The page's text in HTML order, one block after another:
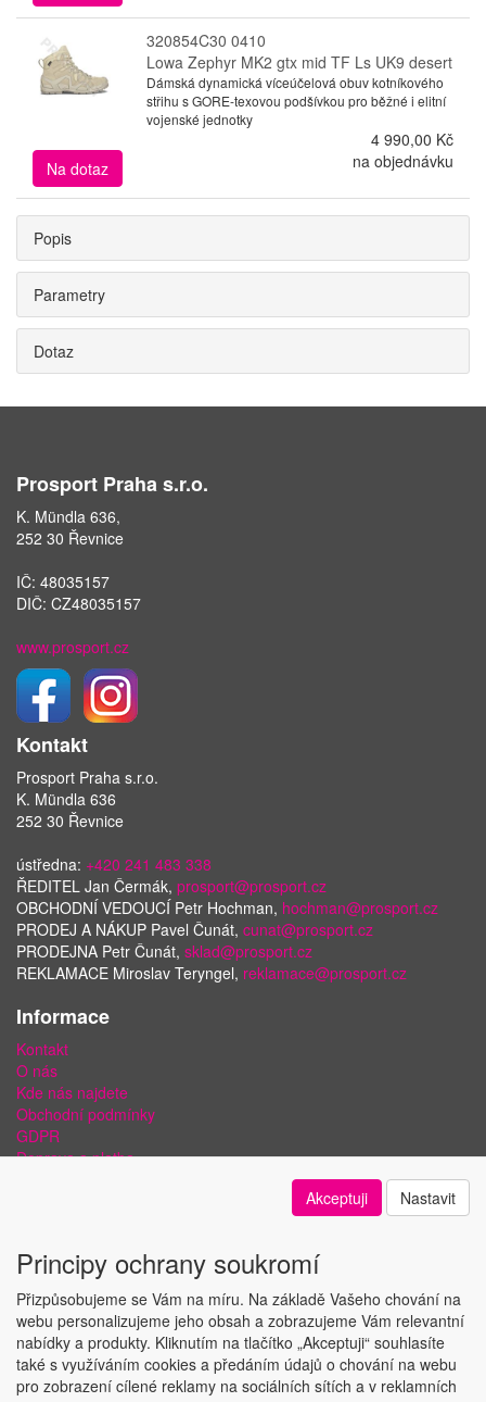
320854C30 0410
Lowa Zephyr MK2 gtx mid TF Ls UK9 desert
Dámská dynamická víceúčelová obuv kotníkového
střihu s GORE-texovou podšívkou pro běžné i elitní
vojenské jednotky
4 990,00 Kč
Na dotaz
na objednávku
Popis
Parametry
Dotaz
Prosport Praha s.r.o.
K. Mündla 636,
252 30 Řevnice
IČ: 48035157
DIČ: CZ48035157
www.prosport.cz
Kontakt
Prosport Praha s.r.o.
K. Mündla 636
252 30 Řevnice
ústředna: +420 241 483 338
ŘEDITEL Jan Čermák, prosport@prosport.cz
OBCHODNÍ VEDOUCÍ Petr Hochman, hochman@prosport.cz
PRODEJ A NÁKUP Pavel Čunát, cunat@prosport.cz
PRODEJNA Petr Čunát, sklad@prosport.cz
REKLAMACE Miroslav Teryngel, reklamace@prosport.cz
Informace
Kontakt
O nás
Kde nás najdete
Obchodní podmínky
GDPR
Doprava a platba
Copyright © ABRA Software a.s. 2018
Akceptuji Nastavit
Principy ochrany soukromí
Přizpůsobujeme se Vám na míru. Na základě Vašeho chování na
webu personalizujeme jeho obsah a zobrazujeme Vám relevantní
nabídky a produkty. Kliknutím na tlačítko „Akceptuji“ souhlasíte
také s využíváním cookies a předáním údajů o chování na webu
pro zobrazení cílené reklamy na sociálních sítích a v reklamních